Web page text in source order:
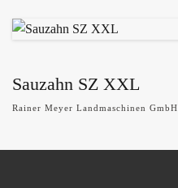
Sauzahn SZ XXL
Rainer Meyer Landmaschinen GmbH